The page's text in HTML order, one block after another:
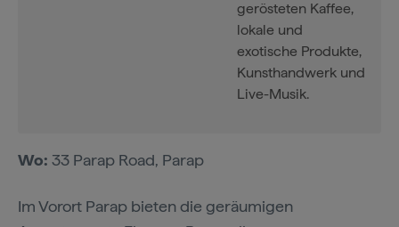
gerösteten Kaffee,
lokale und
exotische Produkte,
Kunsthandwerk und
Live-Musik.
Wo: 33 Parap Road, Parap
Im Vorort Parap bieten die geräumigen